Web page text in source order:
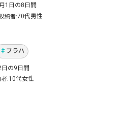
1日の8日間
稿者 70代男性
ルリンひとり旅！勉強中
プラハ
の9日間
者 10代女性
クリスマスマーケット巡
うなノイシュヴァンシュ